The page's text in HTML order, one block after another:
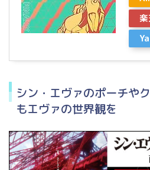
シン・エヴァのポーチや
もエヴァの世界観を